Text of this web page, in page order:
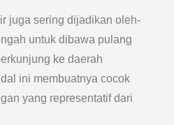
juga sering dijadikan oleh-
untuk dibawa pulang
ke daerah
ini membuatnya cocok
yang representatif dari